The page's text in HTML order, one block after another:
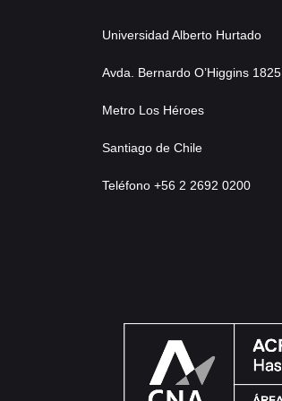
Universidad Alberto Hurtado
Avda. Bernardo O’Higgins 1825
Metro Los Héroes
Santiago de Chile
Teléfono +56 2 2692 0200